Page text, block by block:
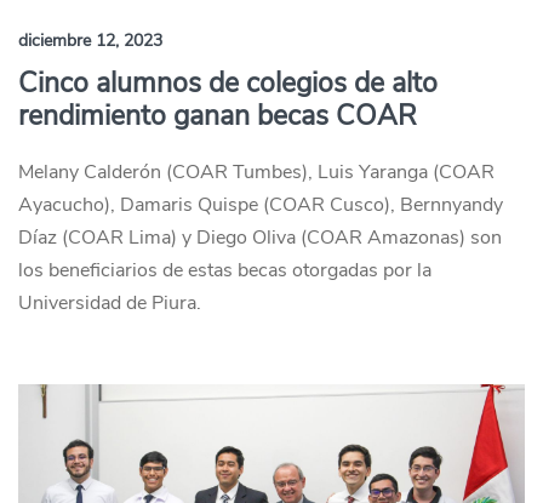
diciembre 12, 2023
Cinco alumnos de colegios de alto
rendimiento ganan becas COAR
Melany Calderón (COAR Tumbes), Luis Yaranga (COAR
Ayacucho), Damaris Quispe (COAR Cusco), Bernnyandy
Díaz (COAR Lima) y Diego Oliva (COAR Amazonas) son
los beneficiarios de estas becas otorgadas por la
Universidad de Piura.